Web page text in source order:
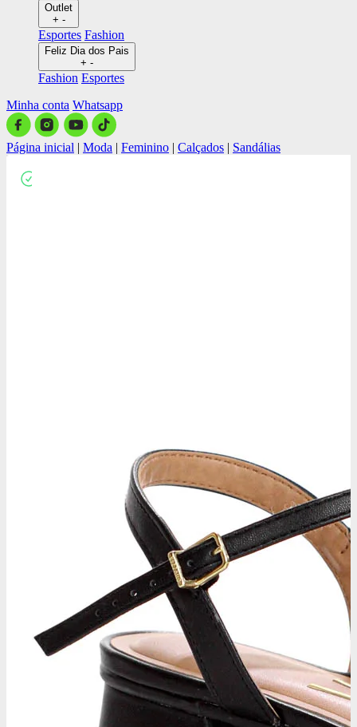
Outlet
+ -
Esportes Fashion
Feliz Dia dos Pais
+ -
Fashion Esportes
Minha conta Whatsapp
Página inicial | Moda | Feminino | Calçados | Sandálias